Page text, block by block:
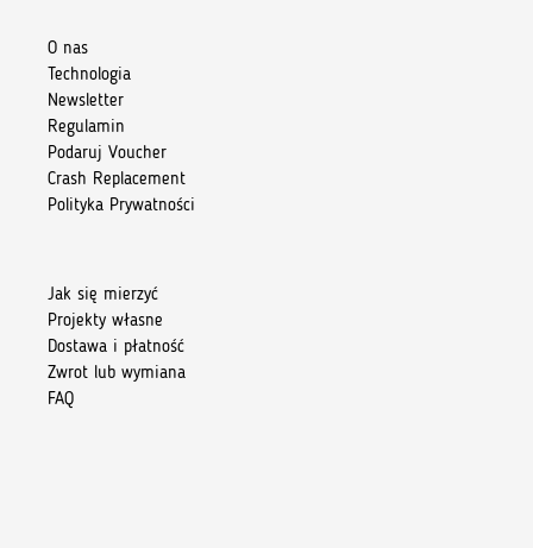
O nas
Technologia
Newsletter
Regulamin
Podaruj Voucher
Crash Replacement
Polityka Prywatności
Jak się mierzyć
Projekty własne
Dostawa i płatność
Zwrot lub wymiana
FAQ